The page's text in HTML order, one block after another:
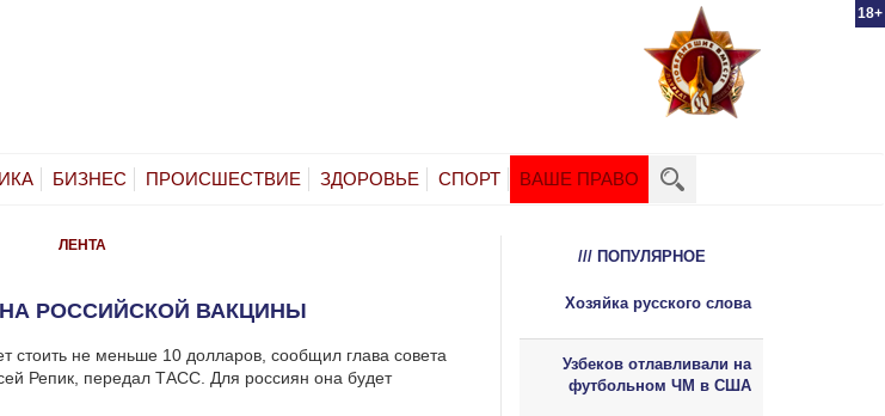
18+
БИЗНЕС ПРОИСШЕСТВИЕ ЗДОРОВЬЕ СПОРТ ВАШЕ ПРАВО
ЛЕНТА
РОССИЙСКОЙ ВАКЦИНЫ
стоить не меньше 10 долларов, сообщил глава совета
Репик, передал ТАСС. Для россиян она будет
/// ПОПУЛЯРНОЕ
Хозяйка русского слова
Узбеков отлавливали на
футбольном ЧМ в США